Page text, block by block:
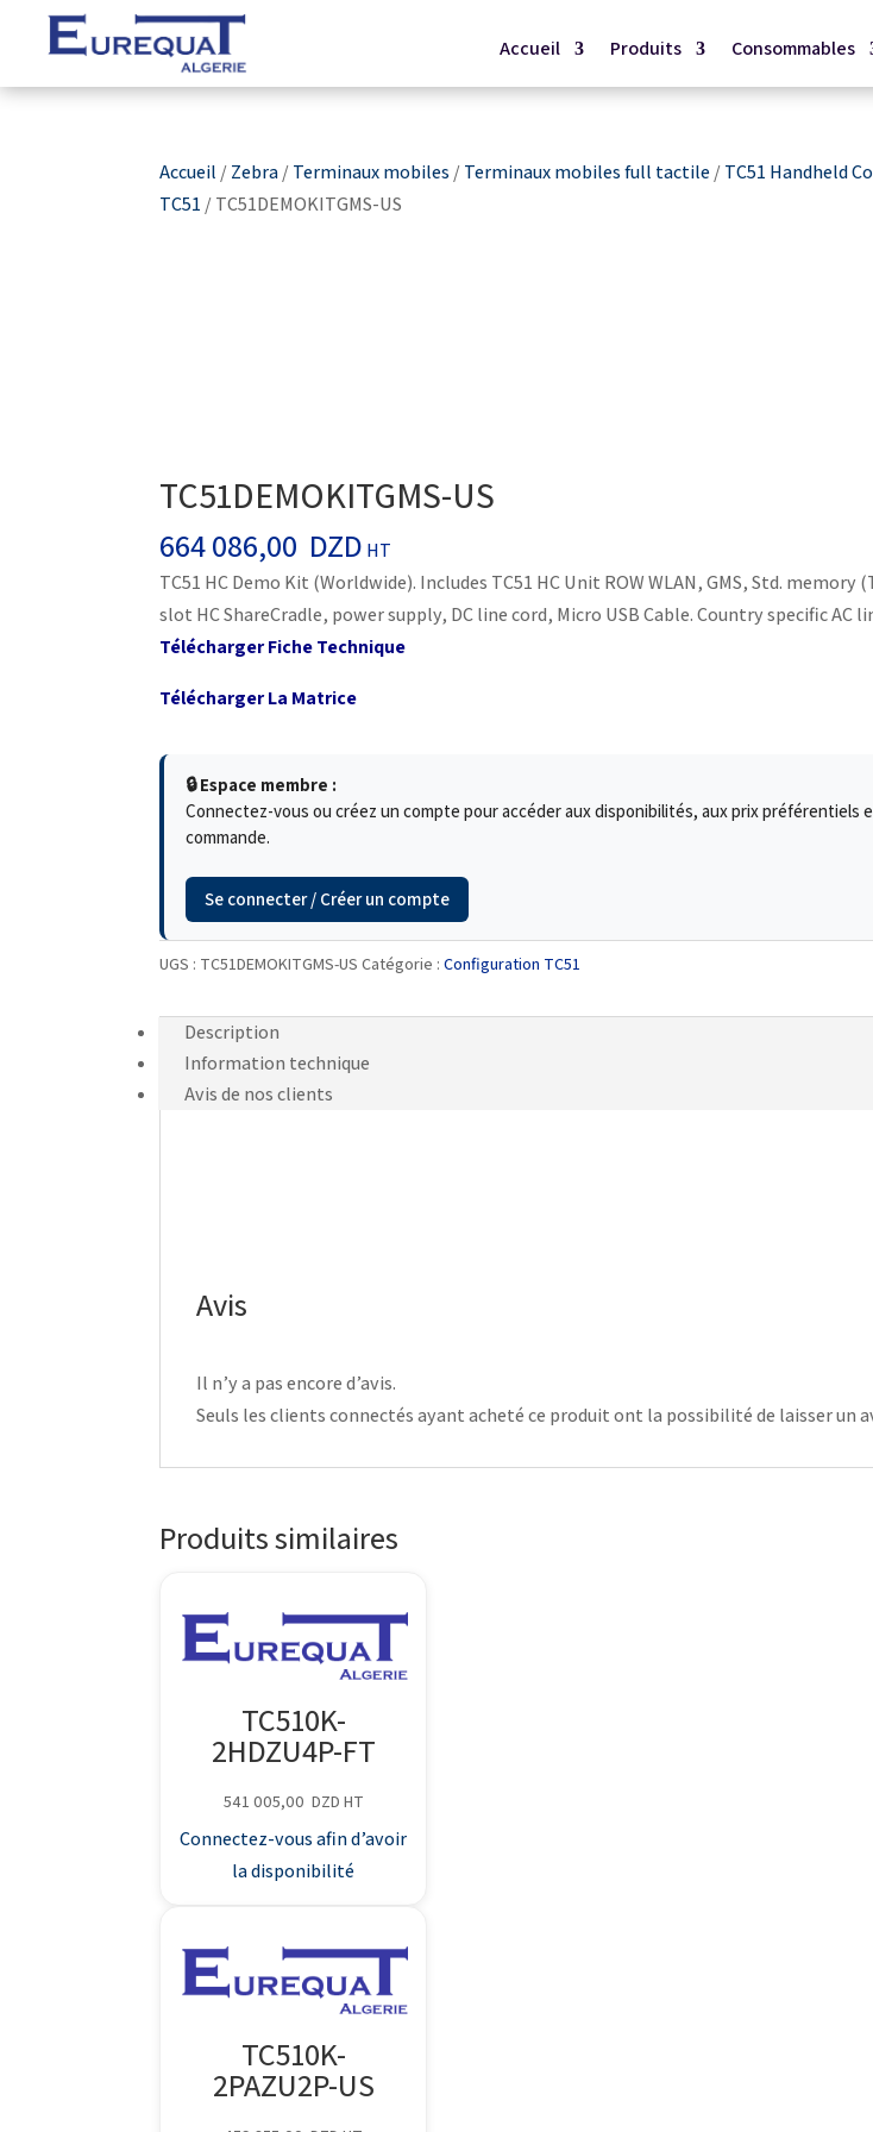
Accueil Produits Consommables
Accueil /Zebra/Terminaux mobiles /Terminaux mobiles full tactile/TC51 Handheld
TC51 / TC51DEMOKITGMS-US
TC51DEMOKITGMS-US
664 086,00 DZD HT
TC51 HC Demo Kit (Worldwide). Includes TC51 HC Unit ROW WLAN, GMS, Std. memory
slot HC ShareCradle, power supply, DC line cord, Micro USB Cable. Country specific AC
Télécharger Fiche Technique
Télécharger La Matrice
🔒 Espace membre :
Connectez-vous ou créez un compte pour accéder aux disponibilités, aux prix préférentiels
commande.
Se connecter / Créer un compte
UGS : TC51DEMOKITGMS-US Catégorie :Configuration TC51
Description
Information technique
Avis de nos clients
Avis
Il n’y a pas encore d’avis.
Seuls les clients connectés ayant acheté ce produit ont la possibilité de laisser un
Produits similaires
TC510K-
2HDZU4P-FT
541 005,00 DZD HT
Connectez-vous afin d’avoir
la disponibilité
TC510K-
2PAZU2P-US